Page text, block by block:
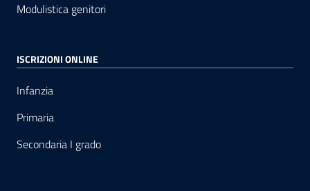
Modulistica genitori
ISCRIZIONI ONLINE
Infanzia
Primaria
Secondaria I grado